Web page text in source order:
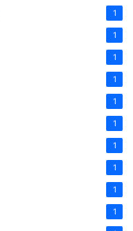
1
1
1
1
1
1
1
1
1
1